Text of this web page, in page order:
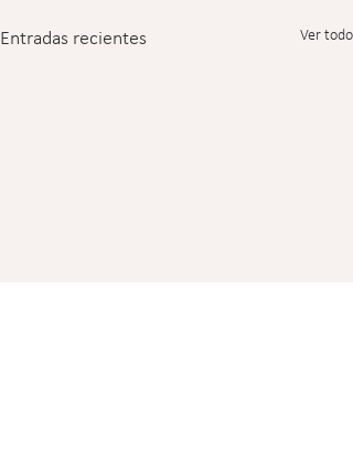
Entradas recientes Ver todo